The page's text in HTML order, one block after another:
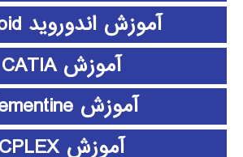
آموزش اندوروید android
آموزش CATIA
آموزش clementine
آموزش CPLEX